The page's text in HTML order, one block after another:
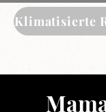
Klimatisierte